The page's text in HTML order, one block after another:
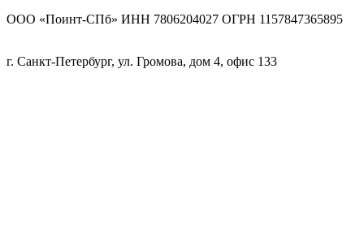
ООО «Поинт-СПб» ИНН 7806204027 ОГРН 1157847365895
г. Санкт-Петербург, ул. Громова, дом 4, офис 133